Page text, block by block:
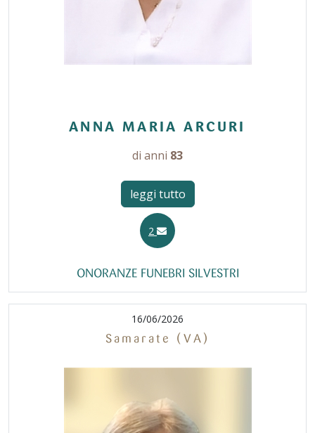
ANNA MARIA ARCURI
di anni 83
leggi tutto
2
ONORANZE FUNEBRI SILVESTRI
16/06/2026
Samarate (VA)